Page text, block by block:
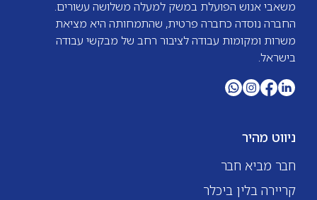
משאבי אנוש הפועלת במשק למעלה משלושה עשורים.
החברה נוסדה כחברה פרטית, שהתמחותה היא מציאת
משרות ומקומות עבודה לציבור רחב של מבקשי עבודה
בישראל.
ניווט מהיר
חבר מביא חבר
קריירה בלין ביכלר